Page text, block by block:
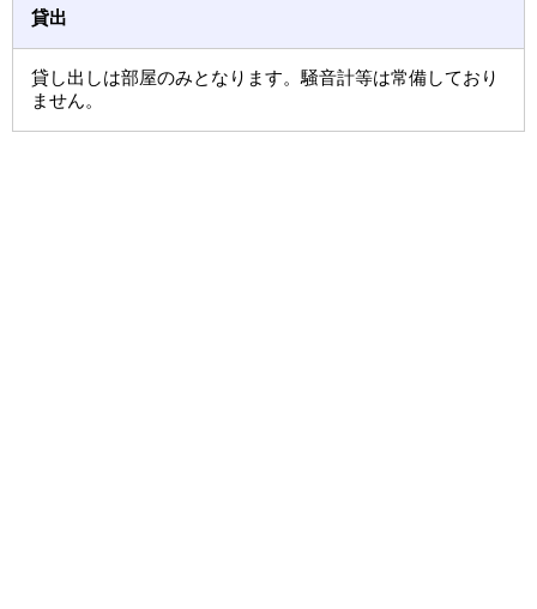
貸出
貸し出しは部屋のみとなります。騒音計等は常備しており
ません。